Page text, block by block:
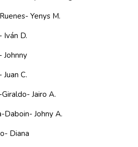
Yenys M.
Iván D.
Johnny
Juan C.
Jairo A.
Daboin- Johny A.
Diana